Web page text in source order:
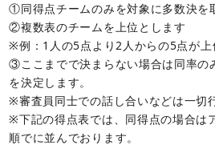
①同得点チームのみを対象に多数決を
②複数表のチームを上位とします
※例：1人の5点より2人からの5点が上
③ここまでで決まらない場合は同率の
を決定します。
※審査員同士での話し合いなどは一切
※下記の得点表では、同得点の場合は
順でに並んでおります。